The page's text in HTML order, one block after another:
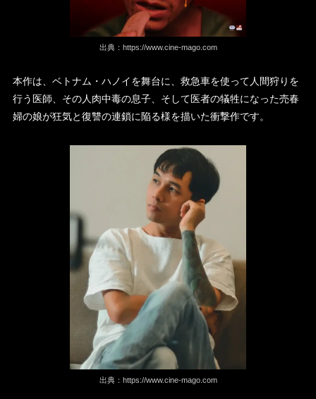
出典： https://www.cine-mago.com
本作は、ベトナム・ハノイを舞台に、救急車を使って人間狩りを
行う医師、その人肉中毒の息子、そして医者の犠牲になった売春
婦の娘が狂気と復讐の連鎖に陥る様を描いた衝撃作です。
出典： https://www.cine-mago.com